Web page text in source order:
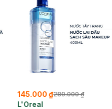
145.000 ₫289.000 ₫
L'Oreal